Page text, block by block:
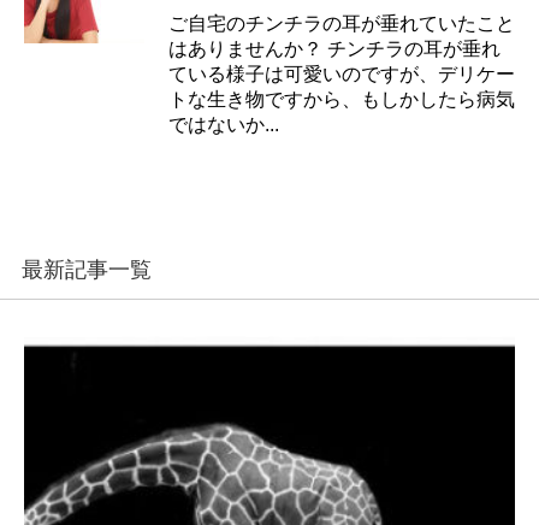
ご自宅のチンチラの耳が垂れていたこと
はありませんか？ チンチラの耳が垂れ
ている様子は可愛いのですが、デリケー
トな生き物ですから、もしかしたら病気
ではないか...
最新記事一覧